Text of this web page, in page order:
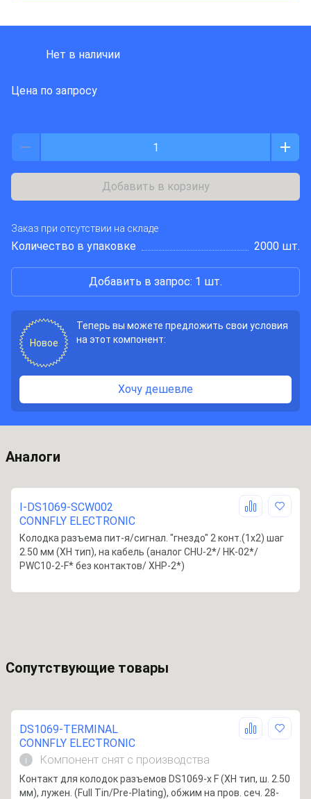
CONNFLY ELECTRONIC
Нет в наличии
Цена по запросу
Добавить в корзину
Заказ при отсутствии на складе
Количество в упаковке 2000 шт.
Добавить в запрос: 1 шт.
Новое
Теперь вы можете предложить свои условия
на этот компонент:
Хочу дешевле
Аналоги
I-DS1069-SCW002
CONNFLY ELECTRONIC
Колодка разъема пит-я/сигнал. "гнездо" 2 конт.(1x2) шаг
2.50 мм (XH тип), на кабель (аналог CHU-2*/ HK-02*/
PWC10-2-F* без контактов/ XHP-2*)
Сопутствующие товары
DS1069-TERMINAL
CONNFLY ELECTRONIC
i Компонент снят с производства
Контакт для колодок разъемов DS1069-x F (XH тип, ш. 2.50
мм), лужен. (Full Tin/Pre-Plating), обжим на пров. сеч. 28-